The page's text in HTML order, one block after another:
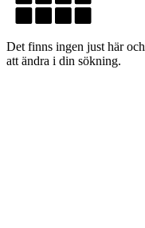
Det finns ingen just här
att ändra i din sökning.